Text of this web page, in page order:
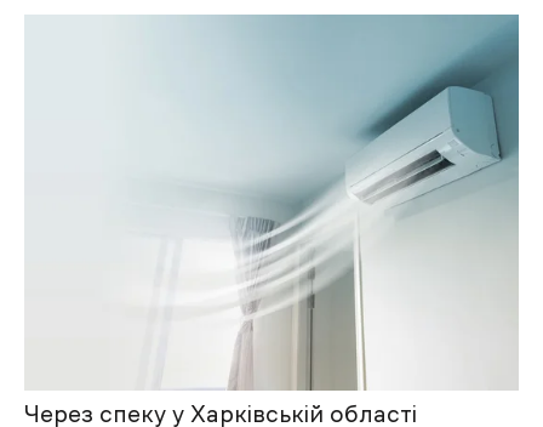
Через спеку у Харківській області